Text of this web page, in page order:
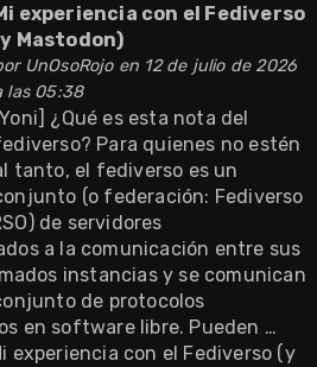
experiencia con el Fediverso
Mastodon)
UnOsoRojoen 12 de julio de 2026
las 05:38
[Yoni] ¿Qué es esta nota del
Para quienes no estén
tanto, el fediverso es un
(o federación: Fediverso
de servidores
a la comunicación entre sus
instancias y se comunican
de protocolos
en software libre. Pueden …
experiencia con el Fediverso (y